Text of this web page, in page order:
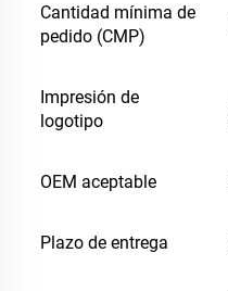
Cantidad mínima de
pedido (CMP)
Impresión de
logotipo
OEM aceptable
Plazo de entrega